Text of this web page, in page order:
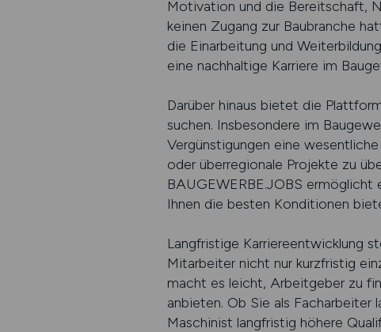
Motivation und die Bereitschaft,
keinen Zugang zur Baubranche
die Einarbeitung und
eine nachhaltige Karriere im
Darüber hinaus bietet die
suchen. Insbesondere im
Vergünstigungen eine
oder überregionale Projekte zu
BAUGEWERBE.JOBS
Ihnen die besten Konditionen
Langfristige Karriereentwicklung
Mitarbeiter nicht nur kurzfristig
macht es leicht, Arbeitgeber zu
anbieten. Ob Sie als
Maschinist langfristig höhere